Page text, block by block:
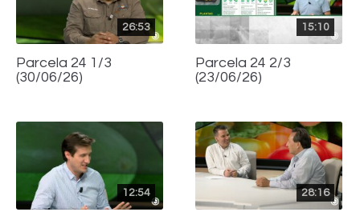
26:53
Parcela 24 1/3
(30/06/26)
15:10
Parcela 24 2/3
(23/06/26)
12:54 28:16